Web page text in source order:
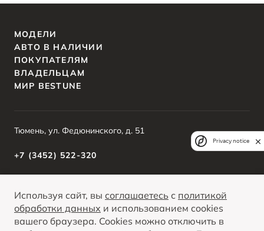
МОДЕЛИ
АВТО В НАЛИЧИИ
ПОКУПАТЕЛЯМ
ВЛАДЕЛЬЦАМ
МИР BESTUNE
Тюмень, ул. Федюнинского, д. 51
+7 (3452) 522-320
О ПРОДУКТЕ
КРЕДИТНЫЕ ПРОГРАММЫ
Вся представленная на сайте информация, касающаяся автомобилей и
сервисного обслуживания, носит информационный характер и не является
Используя сайт, вы соглашаетесь с политикой
обработки данных и использованием cookies
вашего браузера. Cookies можно отключить в
Privacy notice